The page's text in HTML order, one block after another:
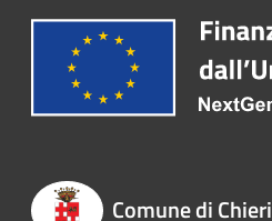
Comune di Chieri